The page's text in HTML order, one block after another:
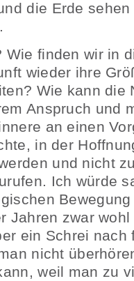
die Erde
Wie finden wir in
wieder ihre
Wie kann die
Anspruch und
an einen
in der
und nicht
Ich würde
Jahren zwar
ein Schrei nach
nicht
weil man zu